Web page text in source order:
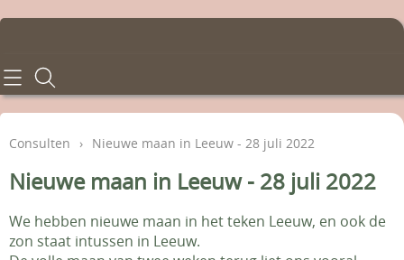
Home
Tarieven
Consulten › Nieuwe maan in Leeuw - 28 juli 2022
Nieuwe maan in Leeuw - 28 juli 2022
We hebben nieuwe maan in het teken Leeuw, en ook de
zon staat intussen in Leeuw.